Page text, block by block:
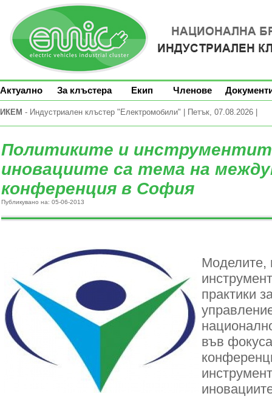
Актуално За клъстера Екип Членове
ИКЕМ - Индустриален клъстер "Електромобили" | Петък, 07.08.2026 |
Политиките и
иновациите са тема на
конференция в София
Публикувано на: 05-06-2013
Mоделите,
практики
във